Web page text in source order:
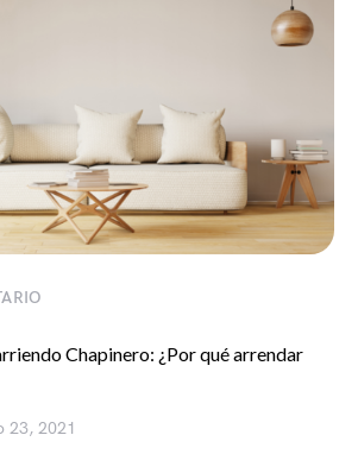
Chapinero: ¿Por qué arrendar
23, 2021